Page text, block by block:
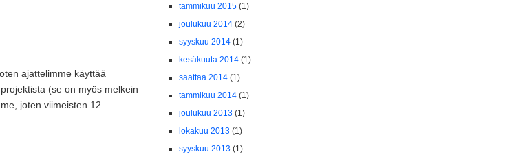
ajattelimme käyttää
(se on myös melkein
joten viimeisten 12
tammikuu 2015(1)
joulukuu 2014(2)
syyskuu 2014(1)
kesäkuuta 2014(1)
saattaa 2014(1)
tammikuu 2014(1)
joulukuu 2013(1)
lokakuu 2013(1)
syyskuu 2013(1)